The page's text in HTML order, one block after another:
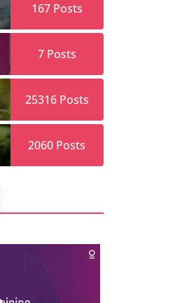
167Posts
7Posts
25316Posts
2060 Posts